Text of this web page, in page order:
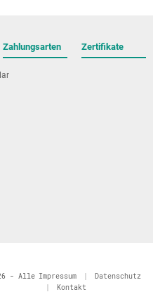
Zahlungsarten Zertifikate
- Alle Impressum
Datenschutz
Kontakt